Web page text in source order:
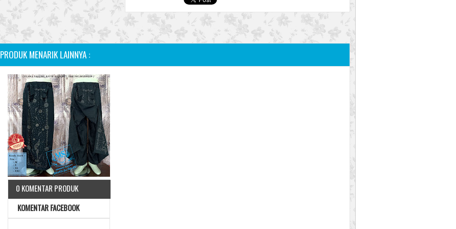
PRODUK MENARIK LAINNYA :
0 KOMENTAR PRODUK
KOMENTAR FACEBOOK